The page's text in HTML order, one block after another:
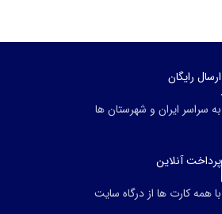
ارسال رایگان
به سراسر ایران و شهرستان ها
پرداخت آنلاین
با همه کارت ها از درگاه سایت